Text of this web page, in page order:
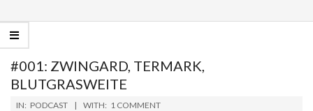
#001: ZWINGARD, TERMARK,
BLUTGRASWEITE
2018-
IN: PODCAST WITH: 1 COMMENT